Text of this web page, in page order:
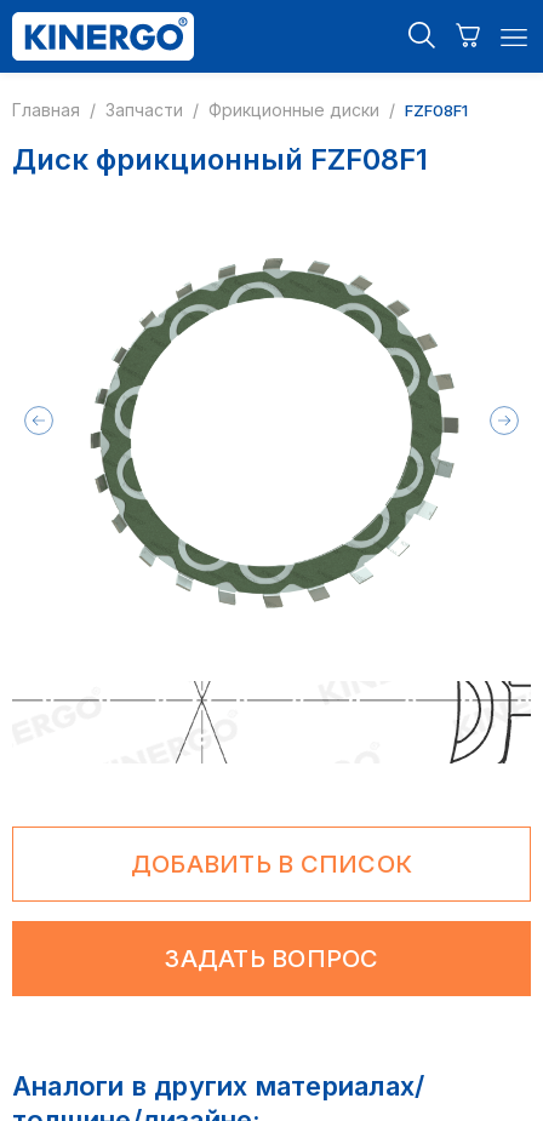
Главная / Запчасти / Фрикционные диски / FZF08F1
Диск фрикционный FZF08F1
ДОБАВИТЬ В СПИСОК
ЗАДАТЬ ВОПРОС
Аналоги в других материалах/